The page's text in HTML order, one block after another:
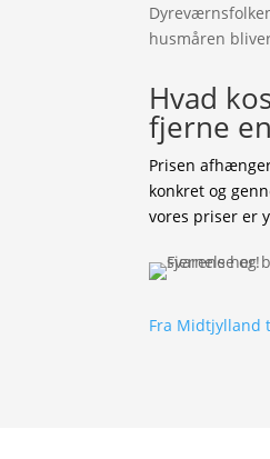
husmåren
Hvad
fjerne
Prisen
konkret og
vores priser er
Fra Midtjylland